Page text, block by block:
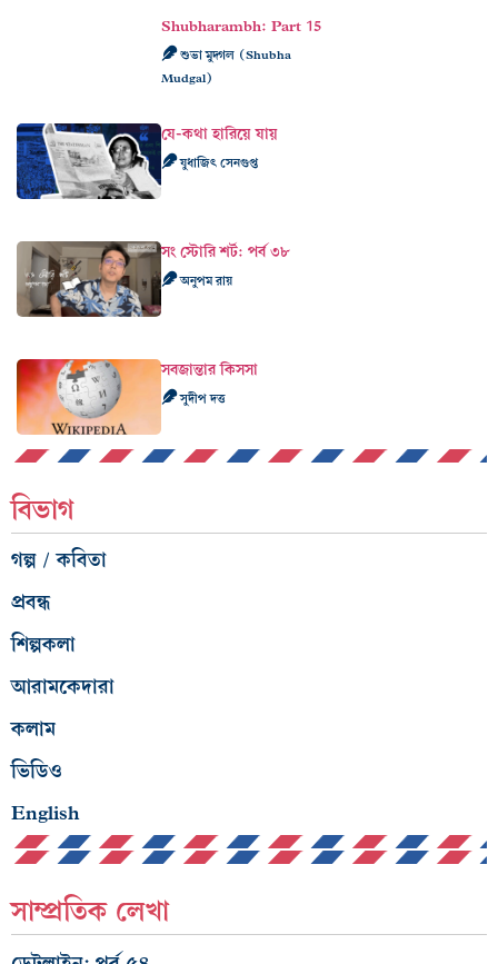
Shubharambh: Part 15
শুভা মুদ্গল (Shubha
Mudgal)
যে-কথা হারিয়ে যায়
যুধাজিৎ সেনগুপ্ত
সং স্টোরি শর্ট: পর্ব ৩৮
অনুপম রায়
সবজান্তার কিসসা
সুদীপ দত্ত
বিভাগ
গল্প / কবিতা
প্রবন্ধ
শিল্পকলা
আরামকেদারা
কলাম
ভিডিও
English
সাম্প্রতিক লেখা